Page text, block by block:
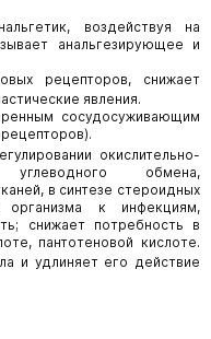
воздействуя на
анальгезирующее и
рецепторов, снижает
явления.
сосудосуживающим
окислительно-
углеводного обмена,
в синтезе стероидных
организма к инфекциям,
снижает потребность в
пантотеновой кислоте.
и удлиняет его действие